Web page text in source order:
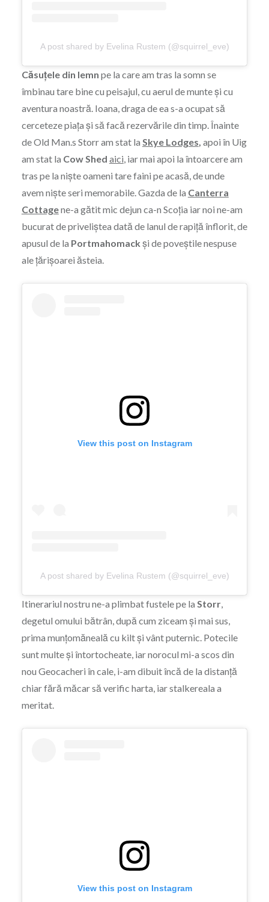
A post shared by Evelina Rustem (@squirrel_eve)
Căsuțele din lemn pe la care am tras la somn se
îmbinau tare bine cu peisajul, cu aerul de munte și cu
aventura noastră. Ioana, draga de ea s-a ocupat să
cerceteze piața și să facă rezervările din timp. Înainte
de Old Man.s Storr am stat la Skye Lodges, apoi în Uig
am stat la Cow Shed aici, iar mai apoi la întoarcere am
tras pe la niște oameni tare faini pe acasă, de unde
avem niște seri memorabile. Gazda de la Canterra
Cottagene-a gătit mic dejun ca-n Scoția iar noi ne-am
bucurat de priveliștea dată de lanul de rapiță înflorit, de
apusul de la Portmahomack și de poveștile nespuse
ale țărișoarei ăsteia.
View this post on Instagram
A post shared by Evelina Rustem (@squirrel_eve)
Itinerariul nostru ne-a plimbat fustele pe la Storr,
degetul omului bătrân, după cum ziceam și mai sus,
prima munțomăneală cu kilt și vânt puternic. Potecile
sunt multe și întortocheate, iar norocul mi-a scos din
nou Geocacheri în cale, i-am dibuit încă de la distanță
chiar fără măcar să verific harta, iar stalkereala a
meritat.
View this post on Instagram